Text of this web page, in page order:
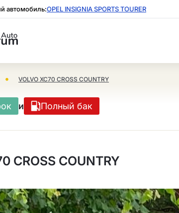
автомобиль:OPEL INSIGNIA SPORTS TOURER
• VOLVO XC70 CROSS COUNTRY
и Полный бак
CROSS COUNTRY